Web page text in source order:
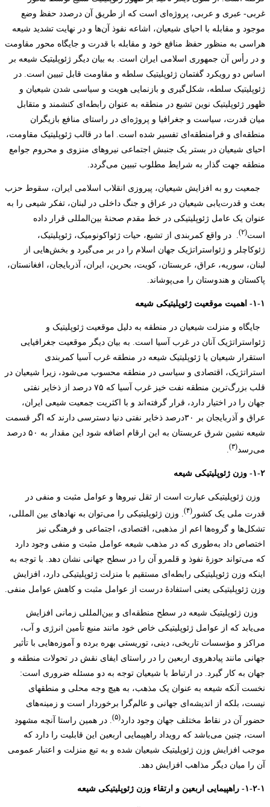
غربی- عبری و عربی، پروژه‌ای است که از طریق آن درصدد حفظ وضع
موجود و مقابله با احیای شیعیان، اشاعه نفوذ آن‌ها و در نهایت تشدید شیعه
هراسی به منظور حفظ منافع خود و مقابله با قدرت و جایگاه محور مقاومت
و در رأس آن جمهوری اسلامی ایران است. به بیان دیگر ژئوپلیتیک شیعه بر
اساس دو رویکرد گفتمان ژئوپلیتیک سلطه و مقاومت قابل تبیین است. در
ژئوپلیتیک سلطه، شکل‌گیری و بازنمایی هویت و سیاسی شدن شیعیان و
ظهور ژئوپلیتیک نوین تشیع در منطقه به عنوان رابطه‌ای کنشمند و متقابل
میان قدرت، سیاست و جغرافیا و پروژه‌ای در راستای منافع بازیگران
منطقه‌ای و فرامنطقه‌ای تفسیر شده است. اما در قالب ژئوپلیتیک مقاومت،
احیای شیعیان در بستر یک جنبش اجتماعی نیروهای منزوی و محروم جوامع
منطقه جهت گذار به شرایط مطلوب تببین می‌گردد.
جمعیت رو به افزایش شیعیان، پیروزی انقلاب اسلامی ایران، سقوط حزب
بعث و قدرت‌یابی شیعیان در عراق و جنگ داخلی در لبنان، تفکر شیعی را به
عنوان یک عامل ژئوپلیتیکی در خط مقدم صحنۀ بین‌المللی قرار داده
است(۲)
. در واقع کمربندی از تشیع، حیات ژئواکونومیک، ژئوپلیتیک،
ژئوکاچلر و ژئواستراتژیک جهان اسلام را در بر می‌گیرد و بخش‌هایی از
لبنان، سوریه، عراق، عربستان، کویت، بحرین، ایران، آذربایجان، افغانستان،
پاکستان و هندوستان را می‌پوشاند.
۱-۱- اهمیت موقعیت ژئوپلیتیکی شیعه
جایگاه و منزلت شیعیان در منطقه به دلیل موقعیت ژئوپلیتیک و
ژئواستراتژیک آنان در غرب آسیا است. به بیان دیگر موقعیت جغرافیایی
استقرار شیعیان یا ژئوپلیتیک شیعه در منطقه غرب آسیا کمربندی
استراتژیک، اقتصادی و سیاسی در منطقه محسوب می‌شود، زیرا شیعیان در
قلب بزرگ‌ترین منطقه نفت خیز غرب آسیا که ۷۵ درصد از ذخایر نفتی
جهان را در اختیار دارد، قرار گرفته‌اند و با اکثریت جمعیت شیعی ایران،
عراق و آذربایجان بر ۳۰درصد ذخایر نفتی دنیا دسترسی دارند که اگر قسمت
شیعه نشین شرق عربستان به این ارقام اضافه شود این مقدار به ۵۰ درصد
می‌رسد(۳) .
۱-۲- وزن ژئوپلیتیکی شیعه
وزن ژئوپلیتیکی عبارت است از ثقل نیروها و عوامل مثبت و منفی در
قدرت ملی یک کشور (۴)
. وزن ژئوپلیتیکی را می‌توان به نهادهای بین المللی،
تشکل‌ها و گروه‌ها اعم از مذهبی، اقتصادی، اجتماعی و فرهنگی نیز
اختصاص داد به‌طوری که در مذهب شیعه عوامل مثبت و منفی وجود دارد
که می‌تواند حوزۀ نفوذ و قلمرو آن را در سطح جهانی نشان دهد. با توجه به
اینکه وزن ژئوپلیتیکی رابطه‌ای مستقیم با منزلت ژئوپلیتیکی دارد، افزایش
وزن ژئوپلیتیکی یعنی استفادۀ درست از عوامل مثبت و کاهش عوامل منفی.
وزن ژئوپلیتیک شیعه در سطح منطقه‌ای و بین‌المللی زمانی افزایش
می‌یابد که از عوامل ژئوپلیتیکی خاص خود مانند منبع تأمین انرژی و آب،
مراکز و مؤسسات تاریخی، دینی، توریستی بهره برده و آموز‌ه‌هایی با تأثیر
جهانی مانند پیاده­روی اربعین را در راستای ایفای نقش در تحولات منطقه و
جهان به کار گیرد. در ارتباط با شیعیان توجه به دو مسئله ضروری است:
نخست آن­که شیعه به عنوان یک مذهب، به هیچ وجه محلی و منطقه­ای
نیست، بلکه از اندیشه‌ای جهانی و عالم‌گرا برخوردار است و زمینه‌های
حضور آن در نقاط مختلف جهان وجود دارد(۵)
. در همین راستا آنچه مشهود
است، چنین می‌باشد که رویداد راهپیمایی اربعین این قابلیت را دارد که
موجب افزایش وزن ژئوپلیتیک شیعیان شده و به تبع منزلت و اعتبار عمومی
آن را میان دیگر مذاهب افزایش دهد.
۱-۲-۱- راهپیمایی اربعین و ارتقاء وزن ژئوپلیتیکی شیعه